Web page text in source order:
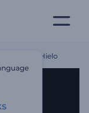
De Hielo